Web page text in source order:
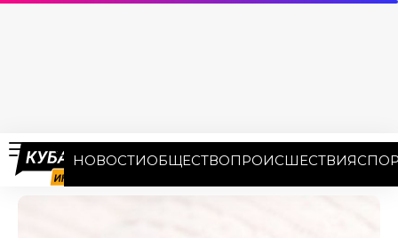
НОВОСТИОБЩЕСТВОПРОИСШЕСТВИЯ